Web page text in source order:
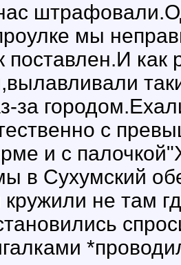
мы
поставлен.И как
за
с
и с
в Сухумский
кружили не там